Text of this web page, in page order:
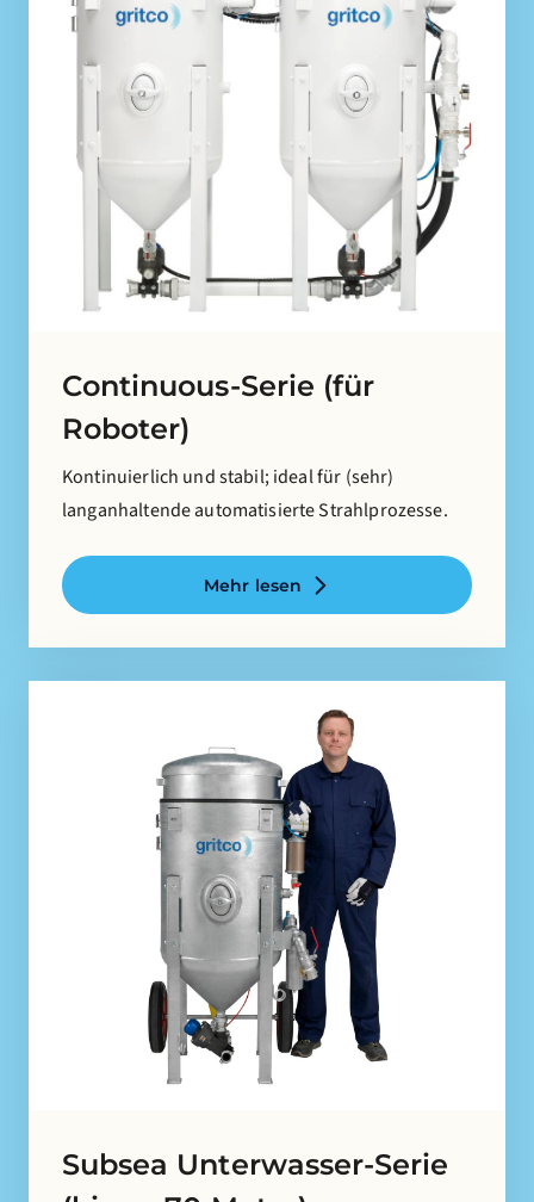
Continuous-Serie (für
Roboter)
Kontinuierlich und stabil; ideal für (sehr)
langanhaltende automatisierte Strahlprozesse.
Mehr lesen
Subsea Unterwasser-Serie